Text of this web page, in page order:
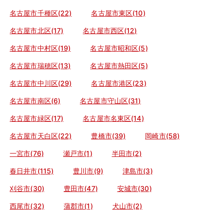
名古屋市千種区(22) 名古屋市東区(10)
名古屋市北区(17) 名古屋市西区(12)
名古屋市中村区(19) 名古屋市昭和区(5)
名古屋市瑞穂区(13) 名古屋市熱田区(5)
名古屋市中川区(29) 名古屋市港区(23)
名古屋市南区(6) 名古屋市守山区(31)
名古屋市緑区(17) 名古屋市名東区(14)
名古屋市天白区(22) 豊橋市(39) 岡崎市(58)
一宮市(76) 瀬戸市(1) 半田市(2)
春日井市(115) 豊川市(9) 津島市(3)
刈谷市(30) 豊田市(47) 安城市(30)
西尾市(32) 蒲郡市(1) 犬山市(2)